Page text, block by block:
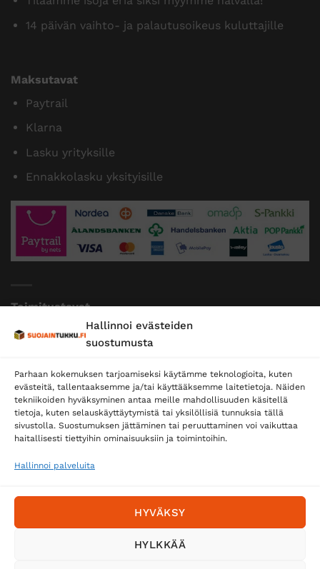
Hallinnoi evästeiden
suostumusta
Parhaan kokemuksen tarjoamiseksi käytämme teknologioita, kuten
evästeitä, tallentaaksemme ja/tai käyttääksemme laitetietoja. Näiden
tekniikoiden hyväksyminen antaa meille mahdollisuuden käsitellä
tietoja, kuten selauskäyttäytymistä tai yksilöllisiä tunnuksia tällä
sivustolla. Suostumuksen jättäminen tai peruuttaminen voi vaikuttaa
haitallisesti tiettyihin ominaisuuksiin ja toimintoihin.
Hallinnoi palveluita
HYVÄKSY
HYLKKÄÄ
14 päivän vaihto- ja palautusoikeus kuluttajille
Maksutavat
Paytrail
Klarna
Lasku yrityksille
Ennakkolasku yksityisille
Toimitustavat
Posti
Postnord
Tilaa uutiskirje ja saat erikoisalennuksia